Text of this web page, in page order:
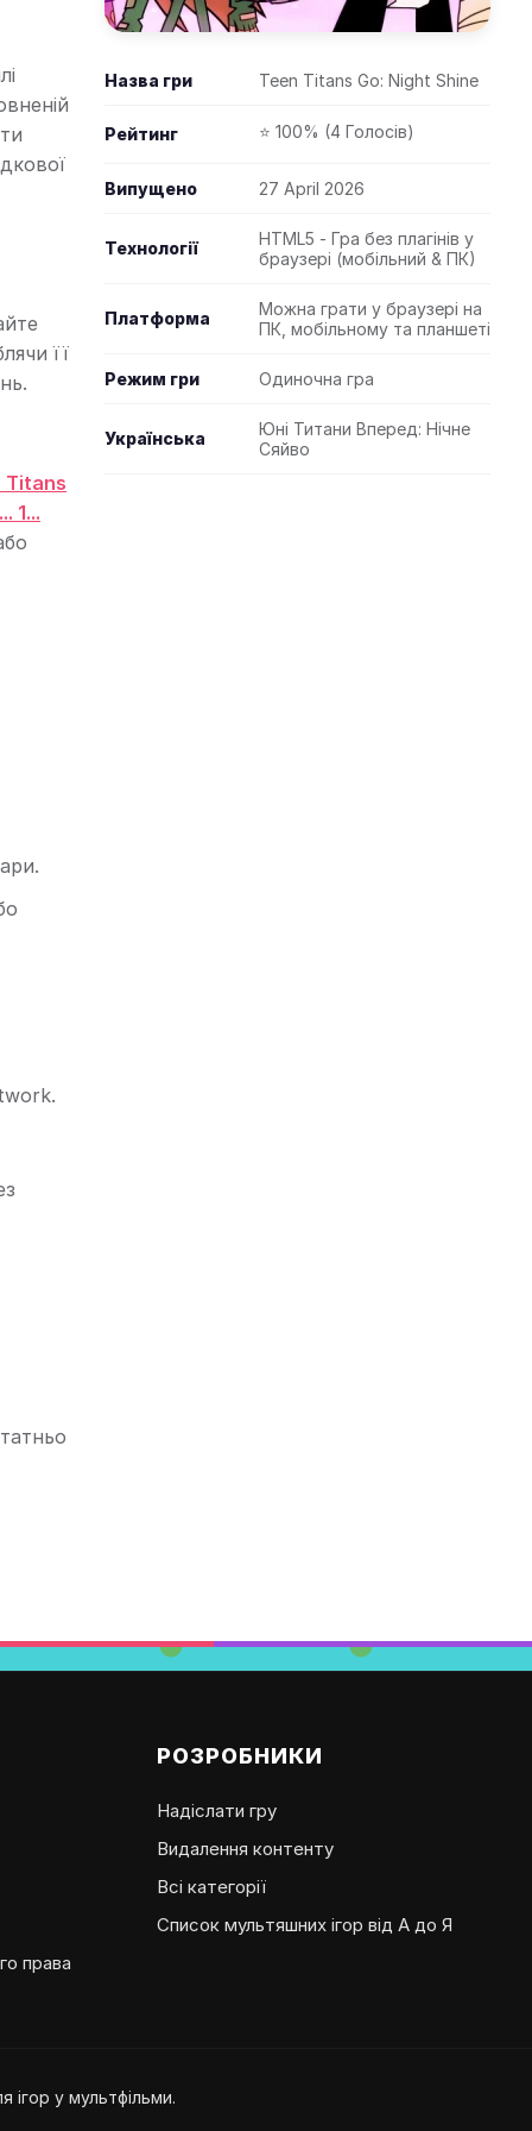
її
Titans
1...
Назва гри Teen Titans Go: Night Shine
Рейтинг ⭐ 100% (4 Голосів)
Випущено 27 April 2026
Технології
HTML5 - Гра без плагінів у
браузері (мобільний & ПК)
Платформа
Можна грати у браузері на
ПК, мобільному та планшеті
Режим гри Одиночна гра
Українська
Юні Титани Вперед: Нічне
Сяйво
права
РОЗРОБНИКИ
Надіслати гру
Видалення контенту
Всі категорії
Список мультяшних ігор від А до Я
у мультфільми.